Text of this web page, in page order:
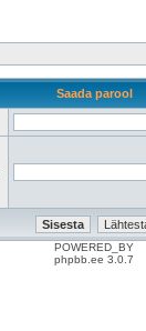
Saada parool
POWERED_BY
phpbb.ee 3.0.7